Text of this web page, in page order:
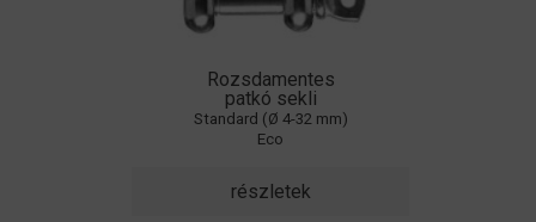
Rozsdamentes
patkó sekli
Standard (Ø 4-32 mm)
Eco
részletek